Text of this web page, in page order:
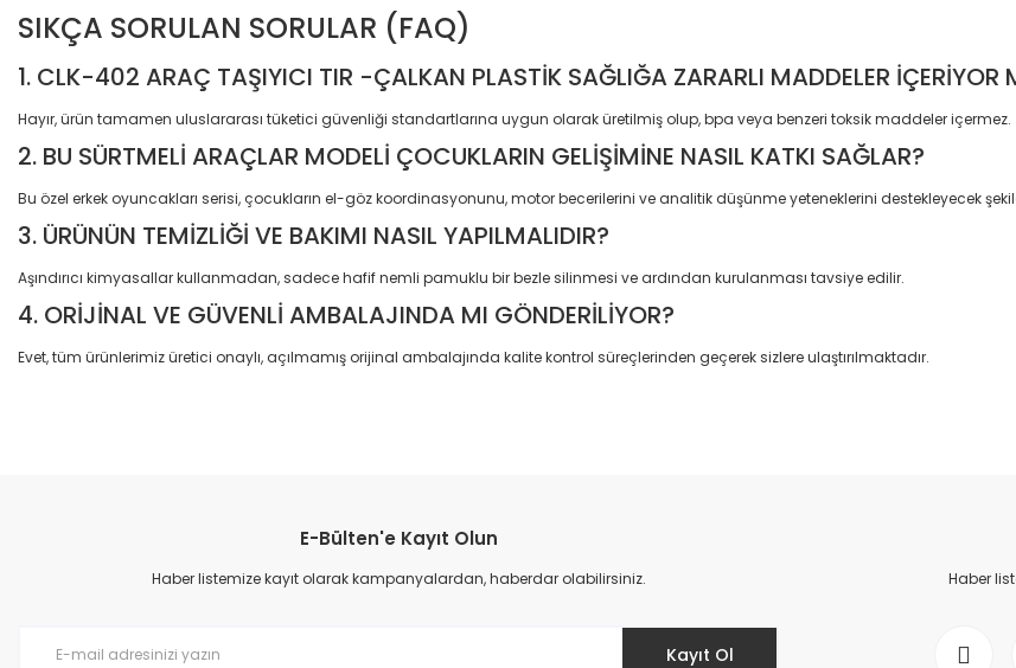
SIKÇA SORULAN SORULAR (FAQ)
1. CLK-402 ARAÇ TAŞIYICI TIR -ÇALKAN PLASTİK SAĞLIĞA ZARARLI MADDELER İÇERİYOR
Hayır, ürün tamamen uluslararası tüketici güvenliği standartlarına uygun olarak üretilmiş olup, bpa veya benzeri toksik maddeler içermez.
2. BU SÜRTMELİ ARAÇLAR MODELİ ÇOCUKLARIN GELİŞİMİNE NASIL KATKI SAĞLAR?
Bu özel erkek oyuncakları serisi, çocukların el-göz koordinasyonunu, motor becerilerini ve analitik düşünme yeteneklerini destekleyecek
3. ÜRÜNÜN TEMİZLİĞİ VE BAKIMI NASIL YAPILMALIDIR?
Aşındırıcı kimyasallar kullanmadan, sadece hafif nemli pamuklu bir bezle silinmesi ve ardından kurulanması tavsiye edilir.
4. ORİJİNAL VE GÜVENLİ AMBALAJINDA MI GÖNDERİLİYOR?
Evet, tüm ürünlerimiz üretici onaylı, açılmamış orijinal ambalajında kalite kontrol süreçlerinden geçerek sizlere ulaştırılmaktadır.
Ürün resmi kalitesiz, bozuk veya görüntülenemiyor.
Ürün açıklamasında eksik bilgiler bulunuyor.
E-Bülten'e Kayıt Olun
Haber listemize kayıt olarak kampanyalardan, haberdar olabilirsiniz.
Kayıt Ol
Haber